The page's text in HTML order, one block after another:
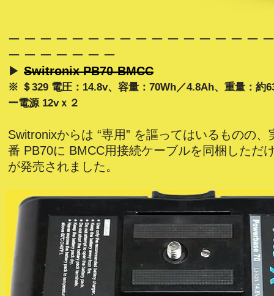
ー ー ー ー ー ー ー ー ー ー ー ー ー ー ー ー
ー ー ー ー ー ー ー
▶ Switronix PB70-BMCC
※ ＄329 電圧：14.8v、容量：70Wh／4.8Ah、重量：約
ー電源 12vｘ２
Switronixからは “専用” を謳ってはいるものの
番 PB70に BMCC用接続ケーブルを同梱しただ
が発売されました。